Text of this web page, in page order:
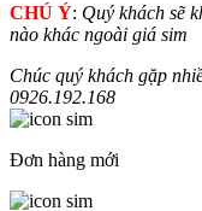
CHÚ Ý: Quý khách sẽ
nào khác ngoài giá sim
Chúc quý khách gặp
0926.192.168
Đơn hàng mới